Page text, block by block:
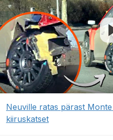
Neuville ratas pärast
kiiruskatset